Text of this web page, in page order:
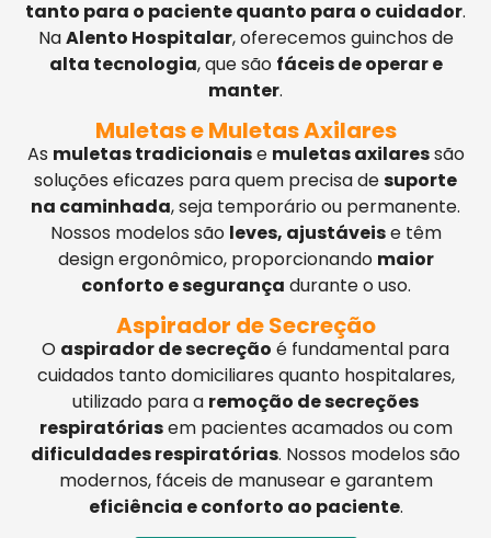
tanto para o paciente quanto para o cuidador.
NaAlento Hospitalar, oferecemos guinchos de
alta tecnologia, que são fáceis de operar e
manter.
Muletas e Muletas Axilares
As muletas tradicionaise muletas axilaressão
soluções eficazes para quem precisa desuporte
na caminhada, seja temporário ou permanente.
Nossos modelos são leves, ajustáveise têm
design ergonômico, proporcionando maior
conforto e segurança durante o uso.
Aspirador de Secreção
O aspirador de secreção é fundamental para
cuidados tanto domiciliares quanto hospitalares,
utilizado para a remoção de secreções
respiratóriasem pacientes acamados ou com
dificuldades respiratórias. Nossos modelos são
modernos, fáceis de manusear e garantem
eficiência e conforto ao paciente.